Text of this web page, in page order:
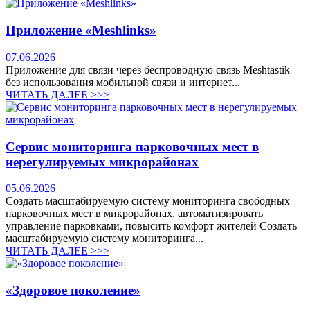
Приложение «Meshlinks»
07.06.2026
Приложение для связи через беспроводную связь Meshtastik
без использования мобильной связи и интернет...
ЧИТАТЬ ДАЛЕЕ >>>
Сервис мониторинга парковочных мест в
нерегулируемых микрорайонах
05.06.2026
Создать масштабируемую систему мониторинга свободных
парковочных мест в микрорайонах, автоматизировать
управление парковками, повысить комфорт жителей Создать
масштабируемую систему мониторинга...
ЧИТАТЬ ДАЛЕЕ >>>
«Здоровое поколение»